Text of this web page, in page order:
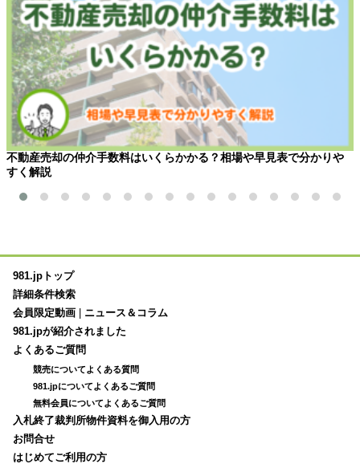
不動産売却の仲介手数料はいくらかかる？相場や早見表で分かりや
すく解説
981.jpトップ
詳細条件検索
会員限定動画
ニュース＆コラム
981.jpが紹介されました
よくあるご質問
競売についてよくある質問
981.jpについてよくあるご質問
無料会員についてよくあるご質問
入札終了裁判所物件資料を御入用の方
お問合せ
はじめてご利用の方